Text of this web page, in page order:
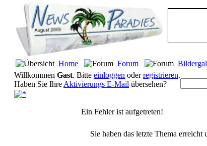
Home Forum
Willkommen Gast. Bitte einloggen oderregistrieren.
Haben Sie Ihre Aktivierungs E-Mail übersehen?
Ein Fehler ist aufgetreten!
Sie haben das letzte Thema